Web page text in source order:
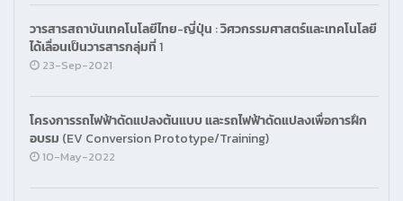
วารสารสถาบันเทคโนโลยีไทย-ญี่ปุ่น : วิศวกรรมศาสตร์และเทคโนโลยี
ได้เลื่อนเป็นวารสารกลุ่มที่ 1
23-Sep-2021
โครงการรถไฟฟ้าดัดแปลงต้นแบบ และรถไฟฟ้าดัดแปลงเพื่อการฝึก
อบรม (EV Conversion Prototype/Training)
10-May-2022